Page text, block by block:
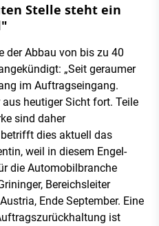
Stelle steht ein
der Abbau von bis zu 40
„Seit geraumer
im Auftragseingang.
heutiger Sicht fort. Teile
sind daher
dies aktuell das
weil in diesem Engel-
die Automobilbranche
Bereichsleiter
Ende September. Eine
ist